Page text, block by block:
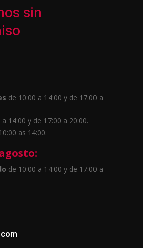
sin
de 10:00 a 14:00 y de 17:00 a
14:00 y de 17:00 a 20:00.
as 14:00.
de 10:00 a 14:00 y de 17:00 a